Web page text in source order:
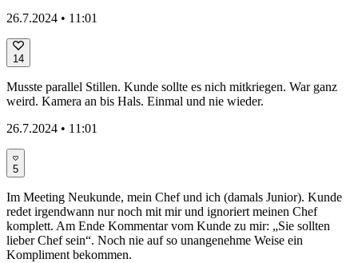
26.7.2024 • 11:01
14
Musste parallel Stillen. Kunde sollte es nich mitkriegen. War ganz
weird. Kamera an bis Hals. Einmal und nie wieder.
26.7.2024 • 11:01
5
Im Meeting Neukunde, mein Chef und ich (damals Junior). Kunde
redet irgendwann nur noch mit mir und ignoriert meinen Chef
komplett. Am Ende Kommentar vom Kunde zu mir: „Sie sollten
lieber Chef sein“. Noch nie auf so unangenehme Weise ein
Kompliment bekommen.